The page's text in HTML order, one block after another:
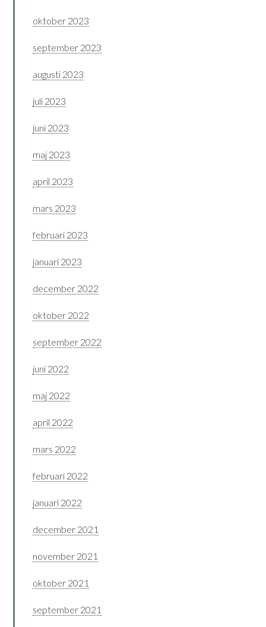
oktober 2023
september 2023
augusti 2023
juli 2023
juni 2023
maj 2023
april 2023
mars 2023
februari 2023
januari 2023
december 2022
oktober 2022
september 2022
juni 2022
maj 2022
april 2022
mars 2022
februari 2022
januari 2022
december 2021
november 2021
oktober 2021
september 2021